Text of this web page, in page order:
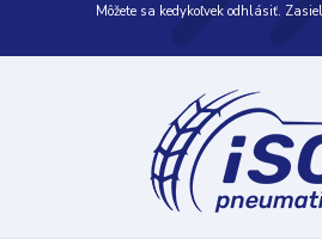
Môžete sa kedykoľvek odhlásiť.